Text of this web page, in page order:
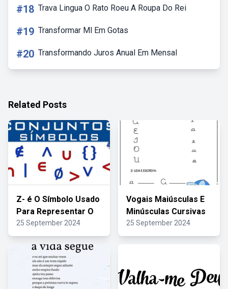
#18 Trava Lingua O Rato Roeu A Roupa Do Rei
#19 Transformar Ml Em Gotas
#20 Transformando Juros Anual Em Mensal
Related Posts
Z- é O Símbolo Usado
Para Representar O
25 September 2024
Vogais Maiúsculas E
Minúsculas Cursivas
25 September 2024